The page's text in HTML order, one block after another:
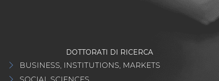
DOTTORATI DI RICERCA
BUSINESS, INSTITUTIONS, MARKETS